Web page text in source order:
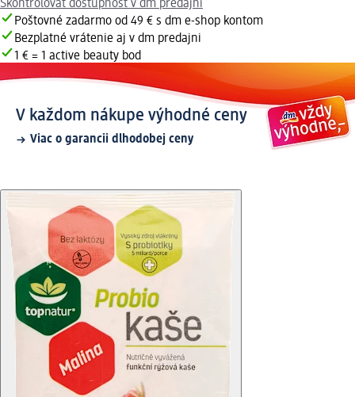
Skontrolovať dostupnosť v dm predajni
Poštovné zadarmo od 49 € s dm e-shop kontom
Bezplatné vrátenie aj v dm predajni
1 € = 1 active beauty bod
V každom nákupe výhodné ceny
Viac o garancii dlhodobej ceny